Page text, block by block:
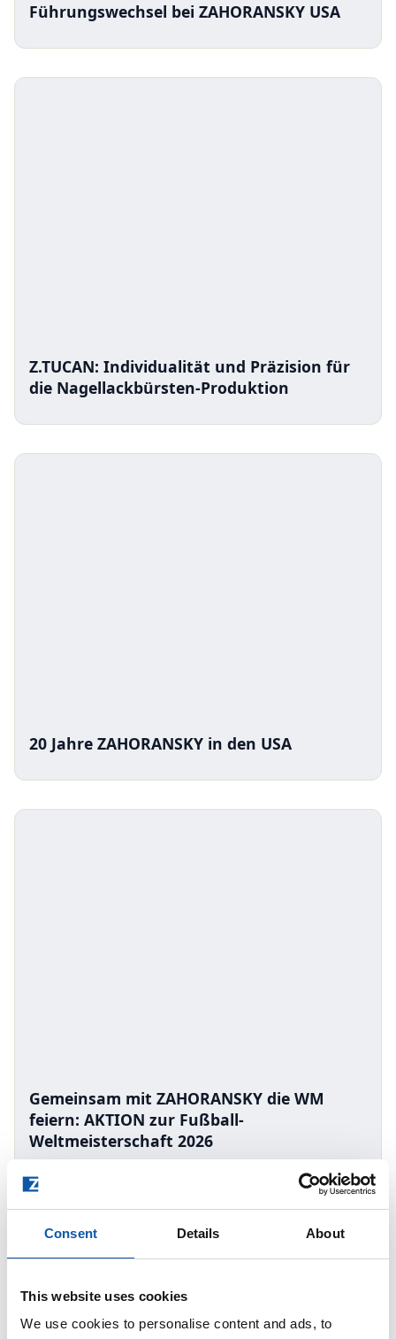
Consent Details About
This website uses cookies
We use cookies to personalise content and ads, to
Führungswechsel bei ZAHORANSKY USA
Z.TUCAN: Individualität und Präzision für
die Nagellackbürsten-Produktion
20 Jahre ZAHORANSKY in den USA
Gemeinsam mit ZAHORANSKY die WM
feiern: AKTION zur Fußball-
Weltmeisterschaft 2026